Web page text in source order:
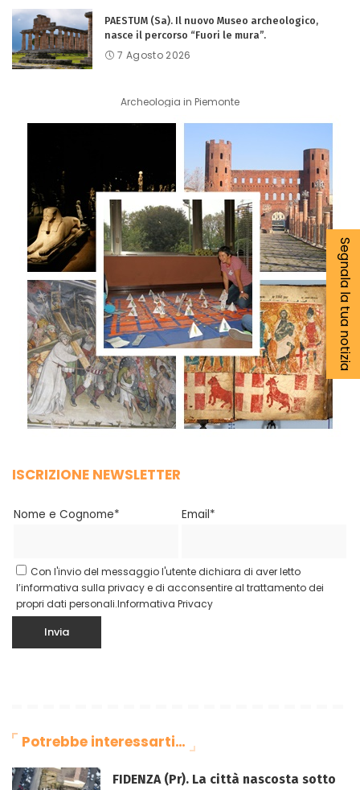
PAESTUM (Sa). Il nuovo Museo archeologico,
nasce il percorso “Fuori le mura”.
7 Agosto 2026
Archeologia in Piemonte
ISCRIZIONE NEWSLETTER
Nome e Cognome* Email*
Con l'invio del messaggio l'utente dichiara di aver letto
l’informativa sulla privacy e di acconsentire al trattamento dei
propri dati personali.Informativa Privacy
Potrebbe interessarti…
FIDENZA (Pr). La città nascosta sotto
Segnala la tua notizia